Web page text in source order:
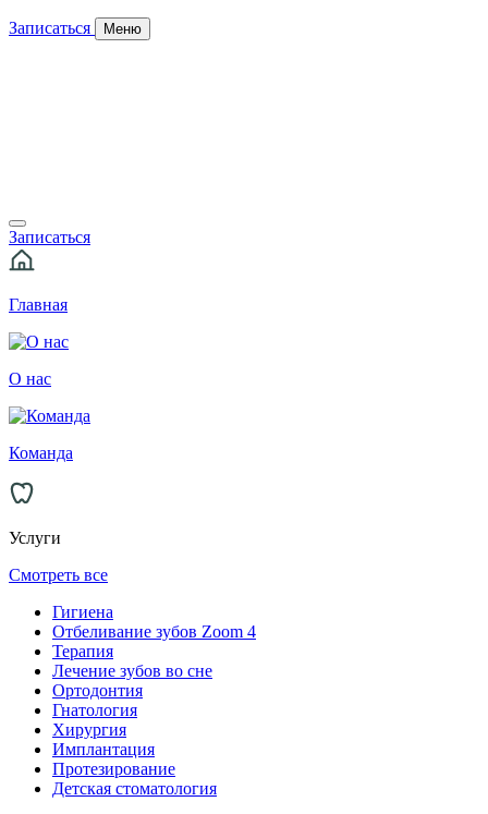
Записаться Меню
Записаться
Главная
О нас
Команда
Услуги
Смотреть все
Гигиена
Отбеливание зубов Zoom 4
Терапия
Лечение зубов во сне
Ортодонтия
Гнатология
Хирургия
Имплантация
Протезирование
Детская стоматология